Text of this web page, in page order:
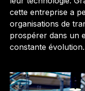
cette entreprise a
organisations de
prospérer dans un
constante évolution.